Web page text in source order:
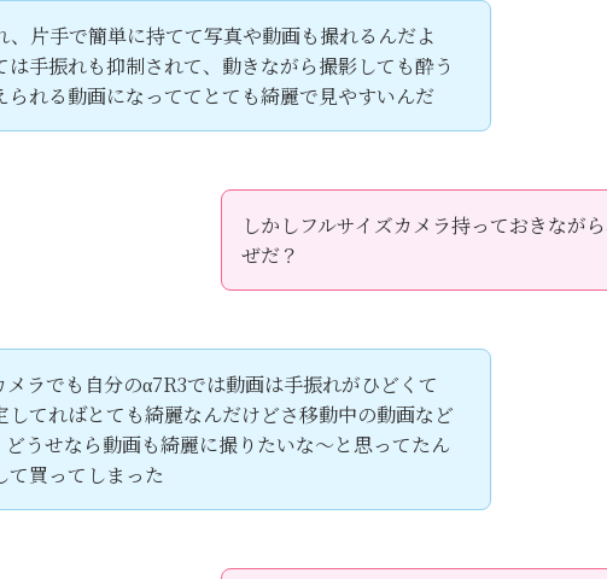
、片手で簡単に持てて写真や動画も撮れるんだよ
は手振れも抑制されて、動きながら撮影しても酔う
られる動画になっててとても綺麗で見やすいんだ
しかしフルサイズカメラ持っておきなが
ぜだ？
メラでも自分のα7R3では動画は手振れがひどくて
してればとても綺麗なんだけどさ移動中の動画など
どうせなら動画も綺麗に撮りたいな～と思ってたん
て買ってしまった